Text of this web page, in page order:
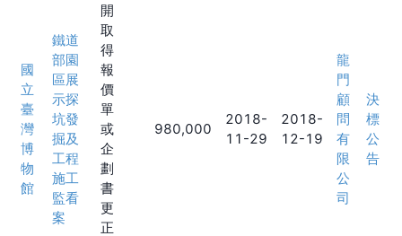
國
立
臺
灣
博
物
館
鐵道
部園
區展
示探
坑發
掘及
工程
施工
監看
案
開
取
得
報
價
單
或
企
劃
書
更
正
980,000
2018-
11-29
2018-
12-19
龍
門
顧
問
有
限
公
司
決
標
公
告